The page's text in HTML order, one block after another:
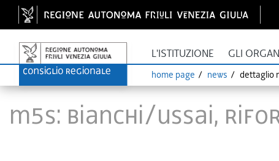
L'ISTITUZIONE GLI
home page news dettaglio
M5S: Bianchi/Ussai,